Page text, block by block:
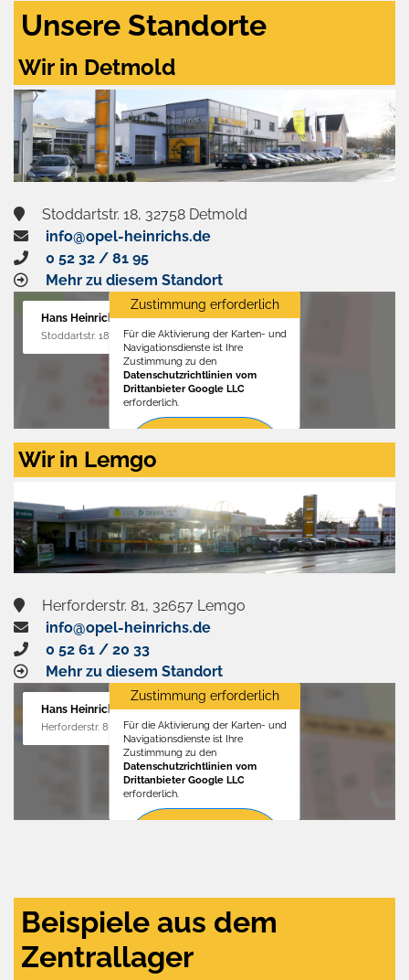
Unsere Standorte
Wir in Detmold
Stoddartstr. 18, 32758 Detmold
info@opel-heinrichs.de
0 52 32 / 81 95
Mehr zu diesem Standort
Hans Heinrichs GmbH
Stoddartstr. 18, 32758 Detmold
Zustimmung erforderlich
Für die Aktivierung der Karten- und
Navigationsdienste ist Ihre
Zustimmung zu den
Datenschutzrichtlinien vom
Drittanbieter Google LLC
erforderlich.
Zustimmen
aktivieren
Wir in Lemgo
Herforderstr. 81, 32657 Lemgo
info@opel-heinrichs.de
0 52 61 / 20 33
Mehr zu diesem Standort
Hans Heinrichs GmbH
Herforderstr. 81, 32657 Lemgo
Zustimmung erforderlich
Für die Aktivierung der Karten- und
Navigationsdienste ist Ihre
Zustimmung zu den
Datenschutzrichtlinien vom
Drittanbieter Google LLC
erforderlich.
Beispiele aus dem
Zentrallager